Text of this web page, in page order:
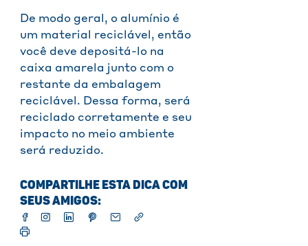
De modo geral, o alumínio é
um material reciclável, então
você deve depositá-lo na
caixa amarela junto com o
restante da embalagem
reciclável. Dessa forma, será
reciclado corretamente e seu
impacto no meio ambiente
será reduzido.
COMPARTILHE ESTA DICA COM
SEUS AMIGOS: